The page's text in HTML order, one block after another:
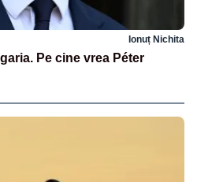
Ionuț Nichita
Pe cine vrea Péter